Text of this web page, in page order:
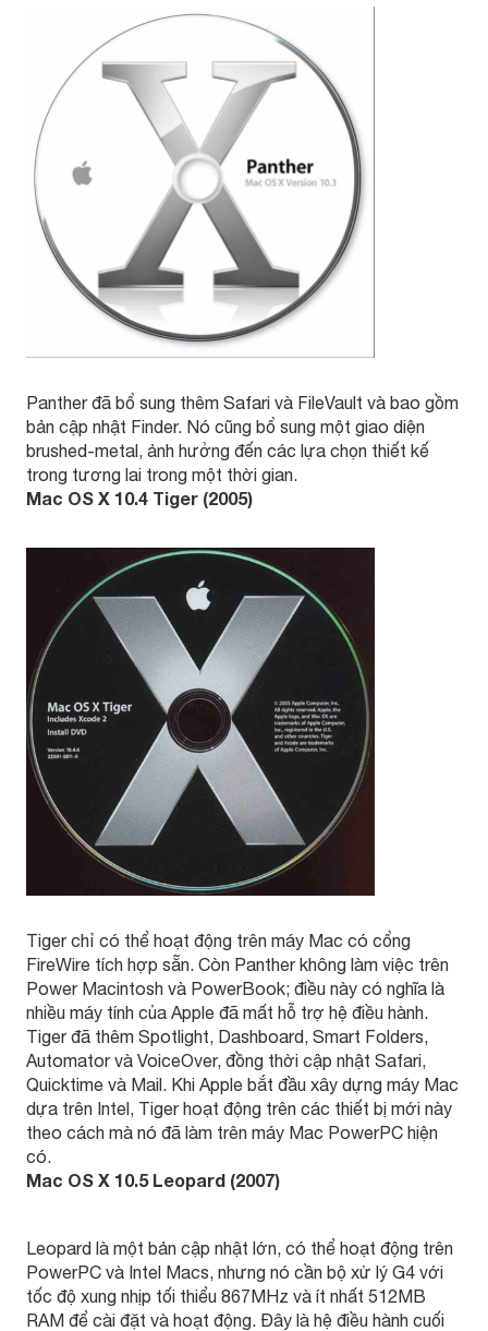
Panther đã bổ sung thêm Safari và FileVault và bao gồm
bản cập nhật Finder. Nó cũng bổ sung một giao diện
brushed-metal, ảnh hưởng đến các lựa chọn thiết kế
trong tương lai trong một thời gian.
Mac OS X 10.4 Tiger (2005)
Tiger chỉ có thể hoạt động trên máy Mac có cổng
FireWire tích hợp sẵn. Còn Panther không làm việc trên
Power Macintosh và PowerBook; điều này có nghĩa là
nhiều máy tính của Apple đã mất hỗ trợ hệ điều hành.
Tiger đã thêm Spotlight, Dashboard, Smart Folders,
Automator và VoiceOver, đồng thời cập nhật Safari,
Quicktime và Mail. Khi Apple bắt đầu xây dựng máy Mac
dựa trên Intel, Tiger hoạt động trên các thiết bị mới này
theo cách mà nó đã làm trên máy Mac PowerPC hiện
có.
Mac OS X 10.5 Leopard (2007)
Leopard là một bản cập nhật lớn, có thể hoạt động trên
PowerPC và Intel Macs, nhưng nó cần bộ xử lý G4 với
tốc độ xung nhịp tối thiểu 867MHz và ít nhất 512MB
RAM để cài đặt và hoạt động. Đây là hệ điều hành cuối